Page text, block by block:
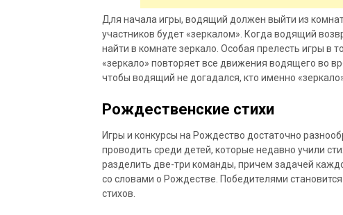
Для начала игры, водящий должен выйти из
участников будет «зеркалом». Когда водящий
найти в комнате зеркало. Особая прелесть игры в
«зеркало» повторяет все движения водящего во
чтобы водящий не догадался, кто именно
Рождественские стихи
Игры и конкурсы на Рождество достаточно
проводить среди детей, которые недавно учили
разделить две-три команды, причем задачей
со словами о Рождестве. Победителями
стихов.